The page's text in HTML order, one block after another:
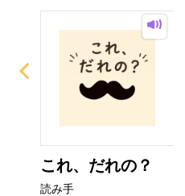
これ、だれの？
読み手